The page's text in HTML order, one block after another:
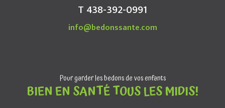
T 438-392-0991
info@bedonssante.com
Pour garder les bedons de vos enfants
BIEN EN SANTÉ TOUS LES MIDIS!